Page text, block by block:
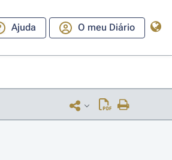
Ajuda O meu Diário